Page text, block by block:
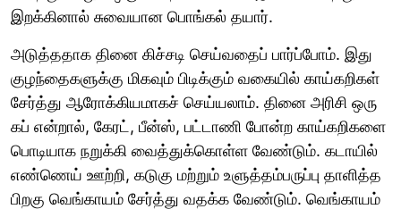
இறக்கினால் சுவையான பொங்கல் தயார்.
அடுத்ததாக தினை கிச்சடி செய்வதைப் பார்ப்போம். இது
குழந்தைகளுக்கு மிகவும் பிடிக்கும் வகையில் காய்கறிகள்
சேர்த்து ஆரோக்கியமாகச் செய்யலாம். தினை அரிசி ஒரு
கப் என்றால், கேரட், பீன்ஸ், பட்டாணி போன்ற காய்கறிகளை
பொடியாக நறுக்கி வைத்துக்கொள்ள வேண்டும். கடாயில்
எண்ணெய் ஊற்றி, கடுகு மற்றும் உளுத்தம்பருப்பு தாளித்த
பிறகு வெங்காயம் சேர்த்து வதக்க வேண்டும். வெங்காயம்